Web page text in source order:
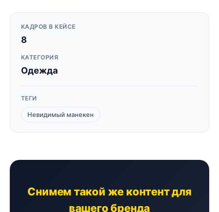
КАДРОВ В КЕЙСЕ
8
КАТЕГОРИЯ
Одежда
ТЕГИ
Невидимый манекен
Снимем такой же контент для
вашего бренда